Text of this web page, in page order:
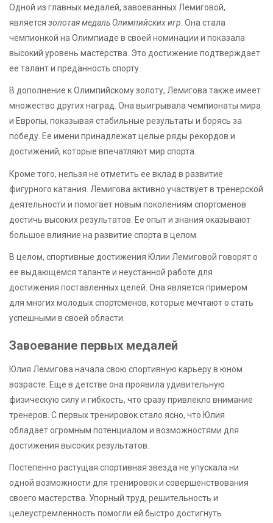
Одной из главных медалей, завоеванных Лемиговой,
является золотая медаль Олимпийских игр . Она стала
чемпионкой на Олимпиаде в своей номинации и показала
высокий уровень мастерства. Это достижение подтверждает
ее талант и преданность спорту.
В дополнение к Олимпийскому золоту, Лемигова также имеет
множество других наград. Она выигрывала чемпионаты мира
и Европы, показывая стабильные результаты и борясь за
победу. Ее имени принадлежат целые ряды рекордов и
достижений, которые впечатляют мир спорта.
Кроме того, нельзя не отметить ее вклад в развитие
фигурного катания. Лемигова активно участвует в тренерской
деятельности и помогает новым поколениям спортсменов
достичь высоких результатов. Ее опыт и знания оказывают
большое влияние на развитие спорта в целом.
В целом, спортивные достижения Юлии Лемиговой говорят о
ее выдающемся таланте и неустанной работе для
достижения поставленных целей. Она является примером
для многих молодых спортсменов, которые мечтают о стать
успешными в своей области.
Завоевание первых медалей
Юлия Лемигова начала свою спортивную карьеру в юном
возрасте. Еще в детстве она проявила удивительную
физическую силу и гибкость, что сразу привлекло внимание
тренеров. С первых тренировок стало ясно, что Юлия
обладает огромным потенциалом и возможностями для
достижения высоких результатов.
Постепенно растущая спортивная звезда не упускала ни
одной возможности для тренировок и совершенствования
своего мастерства. Упорный труд, решительность и
целеустремленность помогли ей быстро достигнуть